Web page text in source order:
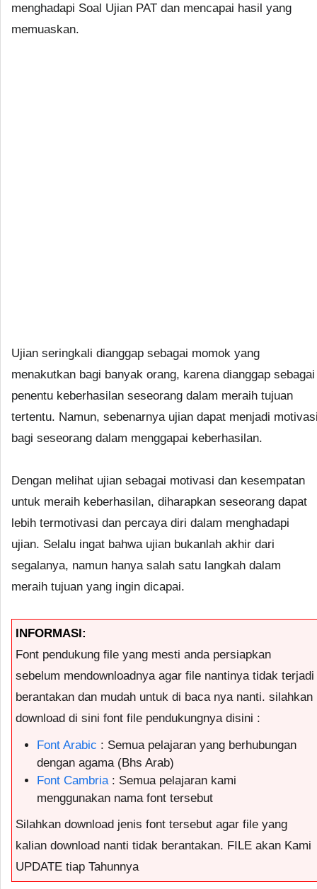
menghadapi Soal Ujian PAT dan mencapai hasil yang
memuaskan.
Ujian seringkali dianggap sebagai momok yang
menakutkan bagi banyak orang, karena dianggap sebagai
penentu keberhasilan seseorang dalam meraih tujuan
tertentu. Namun, sebenarnya ujian dapat menjadi
bagi seseorang dalam menggapai keberhasilan.
Dengan melihat ujian sebagai motivasi dan kesempatan
untuk meraih keberhasilan, diharapkan seseorang dapat
lebih termotivasi dan percaya diri dalam menghadapi
ujian. Selalu ingat bahwa ujian bukanlah akhir dari
segalanya, namun hanya salah satu langkah dalam
meraih tujuan yang ingin dicapai.
INFORMASI:
Font pendukung file yang mesti anda persiapkan
sebelum mendownloadnya agar file nantinya tidak terjadi
berantakan dan mudah untuk di baca nya nanti. silahkan
download di sini font file pendukungnya disini :
Font Arabic : Semua pelajaran yang berhubungan
dengan agama (Bhs Arab)
Font Cambria: Semua pelajaran kami
menggunakan nama font tersebut
Silahkan download jenis font tersebut agar file yang
kalian download nanti tidak berantakan. FILE akan Kami
UPDATE tiap Tahunnya